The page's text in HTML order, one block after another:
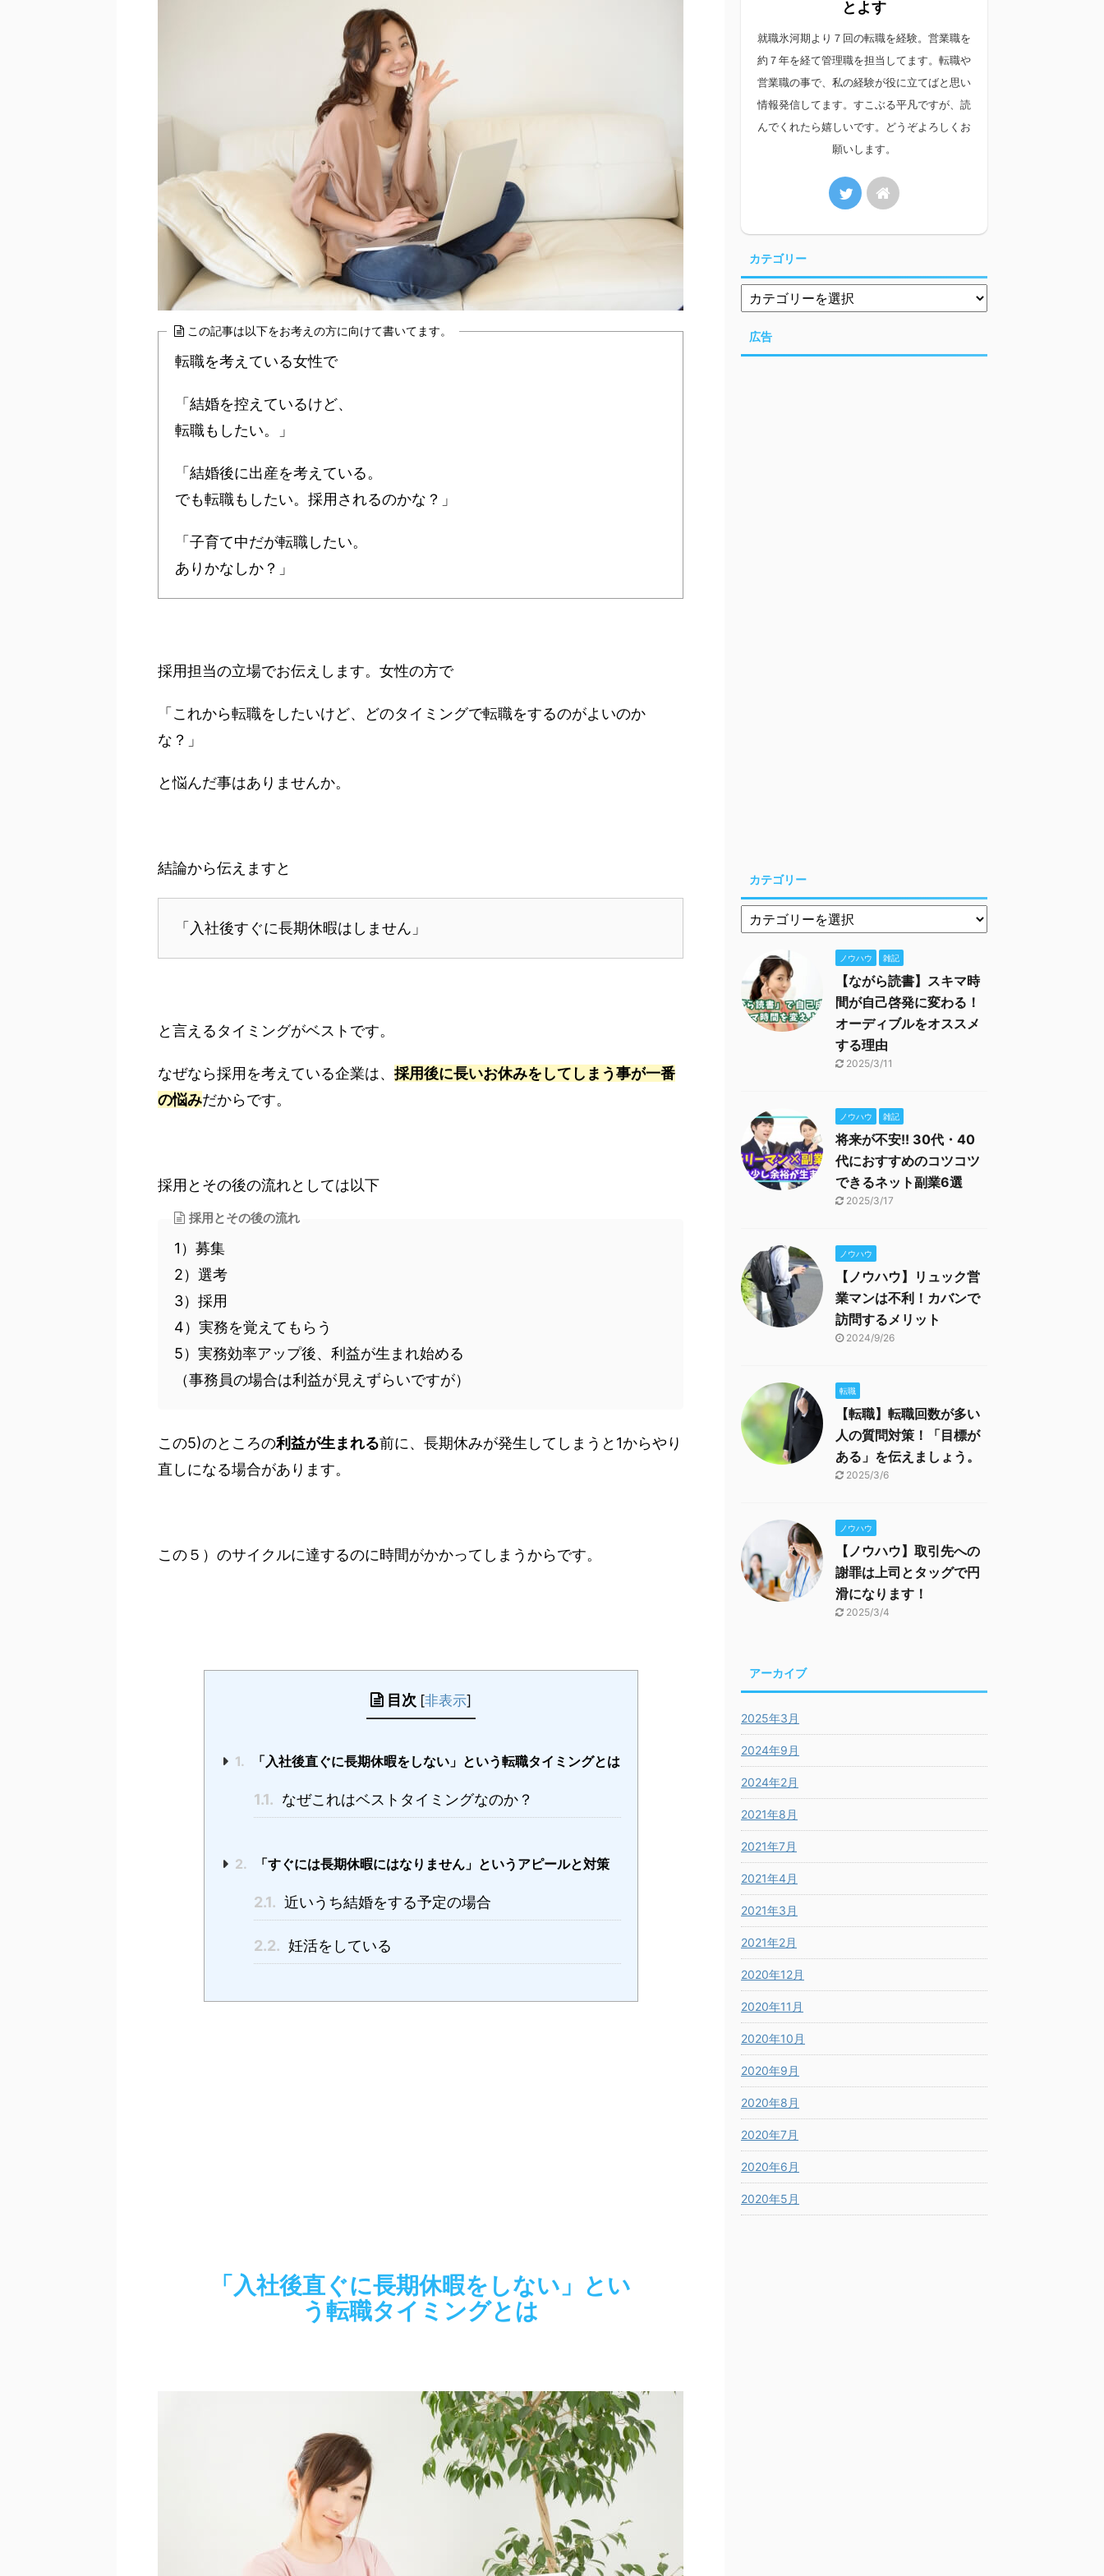
この記事は以下をお考えの方に向けて書いてます。
転職を考えている女性で
「結婚を控えているけど、
転職もしたい。」
「結婚後に出産を考えている。
でも転職もしたい。採用されるのかな？」
「子育て中だが転職したい。
ありかなしか？」
採用担当の立場でお伝えします。女性の方で
「これから転職をしたいけど、どのタイミングで転職をするのがよいのか
な？」
と悩んだ事はありませんか。
結論から伝えますと
「入社後すぐに長期休暇はしません」
と言えるタイミングがベストです。
なぜなら採用を考えている企業は、 採用後に長いお休みをしてしまう事が一番
の悩みだからです。
採用とその後の流れとしては以下
採用とその後の流れ
1）募集
2）選考
3）採用
4）実務を覚えてもらう
5）実務効率アップ後、利益が生まれ始める
（事務員の場合は利益が見えずらいですが）
この5)のところの利益が生まれる前に、長期休みが発生してしまうと1からやり
直しになる場合があります。
この５）のサイクルに達するのに時間がかかってしまうからです。
目次 [非表示]
1. 「入社後直ぐに長期休暇をしない」という転職タイミングとは
1.1. なぜこれはベストタイミングなのか？
2. 「すぐには長期休暇にはなりません」というアピールと対策
2.1. 近いうち結婚をする予定の場合
2.2. 妊活をしている
「入社後直ぐに長期休暇をしない」とい
う転職タイミングとは
とよす
就職氷河期より７回の転職を経験。営業職を
約７年を経て管理職を担当してます。転職や
営業職の事で、私の経験が役に立てばと思い
情報発信してます。すこぶる平凡ですが、読
んでくれたら嬉しいです。どうぞよろしくお
願いします。
カテゴリー
広告
カテゴリー
ノウハウ 雑記
【ながら読書】スキマ時
間が自己啓発に変わる！
オーディブルをオススメ
する理由
2025/3/11
ノウハウ 雑記
将来が不安!! 30代・40
代におすすめのコツコツ
できるネット副業6選
2025/3/17
ノウハウ
【ノウハウ】リュック営
業マンは不利！カバンで
訪問するメリット
2024/9/26
転職
【転職】転職回数が多い
人の質問対策！「目標が
ある」を伝えましょう。
2025/3/6
ノウハウ
【ノウハウ】取引先への
謝罪は上司とタッグで円
滑になります！
2025/3/4
アーカイブ
2025年3月
2024年9月
2024年2月
2021年8月
2021年7月
2021年4月
2021年3月
2021年2月
2020年12月
2020年11月
2020年10月
2020年9月
2020年8月
2020年7月
2020年6月
2020年5月